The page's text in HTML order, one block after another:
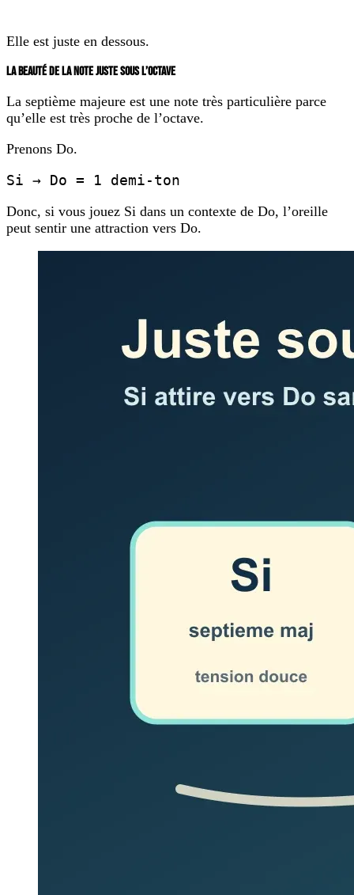
Elle est juste en dessous.
LA BEAUTÉ DE LA NOTE JUSTE SOUS L’OCTAVE
La septième majeure est une note très particulière parce
qu’elle est très proche de l’octave.
Prenons Do.
Si → Do = 1 demi-ton
Donc, si vous jouez Si dans un contexte de Do, l’oreille
peut sentir une attraction vers Do.